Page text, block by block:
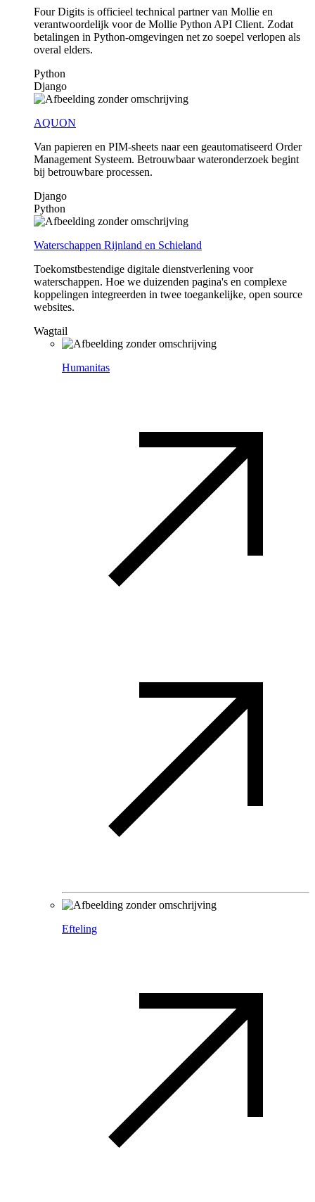
Four Digits is officieel technical partner van Mollie en
verantwoordelijk voor de Mollie Python API Client. Zodat
betalingen in Python-omgevingen net zo soepel verlopen als
overal elders.
Python
Django
AQUON
Van papieren en PIM-sheets naar een geautomatiseerd Order
Management Systeem. Betrouwbaar wateronderzoek begint
bij betrouwbare processen.
Django
Python
Waterschappen Rijnland en Schieland
Toekomstbestendige digitale dienstverlening voor
waterschappen. Hoe we duizenden pagina's en complexe
koppelingen integreerden in twee toegankelijke, open source
websites.
Wagtail
Humanitas
Efteling